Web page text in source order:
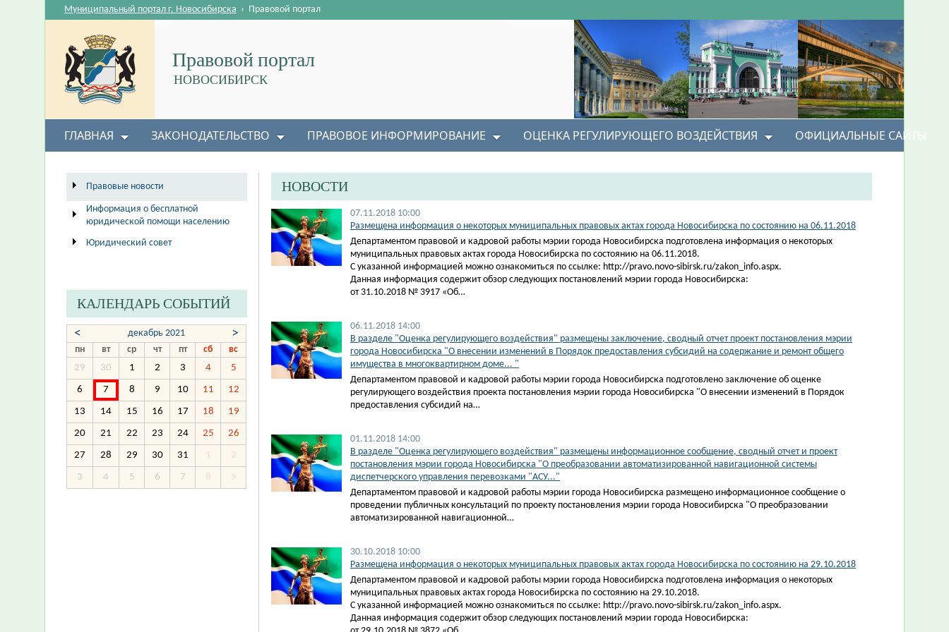
Правовой портал
НОВОСИБИРСК
Муниципальный портал г. Новосибирска › Правовой портал
ГЛАВНАЯ ЗАКОНОДАТЕЛЬСТВО ПРАВОВОЕ ИНФОРМИРОВАНИЕ ОЦЕНКА РЕГУЛИРУЮЩЕГО ВОЗДЕЙСТВИЯ ОФИЦИАЛЬНЫЕ САЙТЫ
НОВОСТИ
07.11.2018 10:00
Размещена информация о некоторых муниципальных правовых актах города Новосибирска по состоянию на 06.11.2018
Департаментом правовой и кадровой работы мэрии города Новосибирска подготовлена информация о некоторых
муниципальных правовых актах города Новосибирска по состоянию на 06.11.2018.
С указанной информацией можно ознакомиться по ссылке: http://pravo.novo-sibirsk.ru/zakon_info.aspx.
Данная информация содержит обзор следующих постановлений мэрии города Новосибирска:
от 31.10.2018 № 3917 «Об…
06.11.2018 14:00
В разделе "Оценка регулирующего воздействия" размещены заключение, сводный отчет проект постановления мэрии
города Новосибирска "О внесении изменений в Порядок предоставления субсидий на содержание и ремонт общего
имущества в многоквартирном доме... "
Департаментом правовой и кадровой работы мэрии города Новосибирска подготовлено заключение об оценке
регулирующего воздействия проекта постановления мэрии города Новосибирска "О внесении изменений в Порядок
предоставления субсидий на…
01.11.2018 14:00
В разделе "Оценка регулирующего воздействия" размещены информационное сообщение, сводный отчет и проект
постановления мэрии города Новосибирска "О преобразовании автоматизированной навигационной системы
диспетчерского управления перевозками "АСУ..."
Департаментом правовой и кадровой работы мэрии города Новосибирска размещено информационное сообщение о
проведении публичных консультаций по проекту постановления мэрии города Новосибирска "О преобразовании
автоматизированной навигационной…
30.10.2018 10:00
Размещена информация о некоторых муниципальных правовых актах города Новосибирска по состоянию на 29.10.2018
Департаментом правовой и кадровой работы мэрии города Новосибирска подготовлена информация о некоторых
муниципальных правовых актах города Новосибирска по состоянию на 29.10.2018.
С указанной информацией можно ознакомиться по ссылке: http://pravo.novo-sibirsk.ru/zakon_info.aspx.
Данная информация содержит обзор следующих постановлений мэрии города Новосибирска:
Правовые новости
Информация о бесплатной
юридической помощи населению
Юридический совет
КАЛЕНДАРЬ СОБЫТИЙ
< декабрь 2021 >
пн вт ср чт пт сб
вс
29
30 1 2 3 4 5
6 7 8 9 10 11 12
13 14 15 16 17 18 19
20 21 22 23 24 25 26
27 28 29 30 31 1 2
3 4 5 6 7 8 9